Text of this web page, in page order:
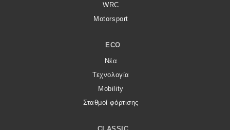
WRC
Motorsport
ECO
Νέα
Τεχνολογία
Mobility
Σταθμοί φόρτισης